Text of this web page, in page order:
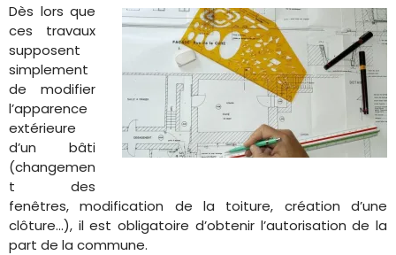
Dès lors que
ces travaux
supposent
simplement
de modifier
l’apparence
extérieure
d’un bâti
(changemen
t des
fenêtres, modification de la toiture, création d’une
clôture…), il est obligatoire d’obtenir l’autorisation de la
part de la commune.